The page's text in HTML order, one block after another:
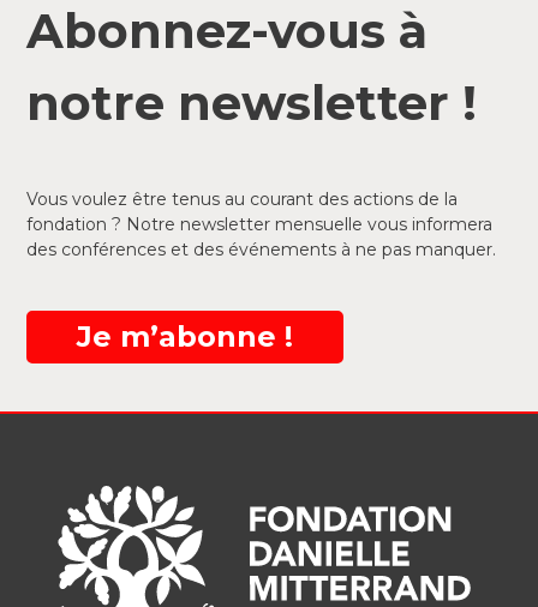
Abonnez-vous à
notre newsletter !
Vous voulez être tenus au courant des actions de la
fondation ? Notre newsletter mensuelle vous informera
des conférences et des événements à ne pas manquer.
Je m’abonne !